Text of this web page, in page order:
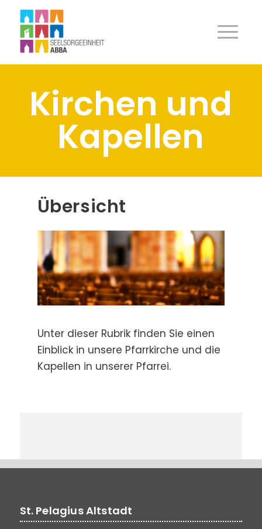
Kirchen und
Kapellen
Übersicht
Unter dieser Rubrik finden Sie einen
Einblick in unsere Pfarrkirche und die
Kapellen in unserer Pfarrei.
St. Pelagius Altstadt